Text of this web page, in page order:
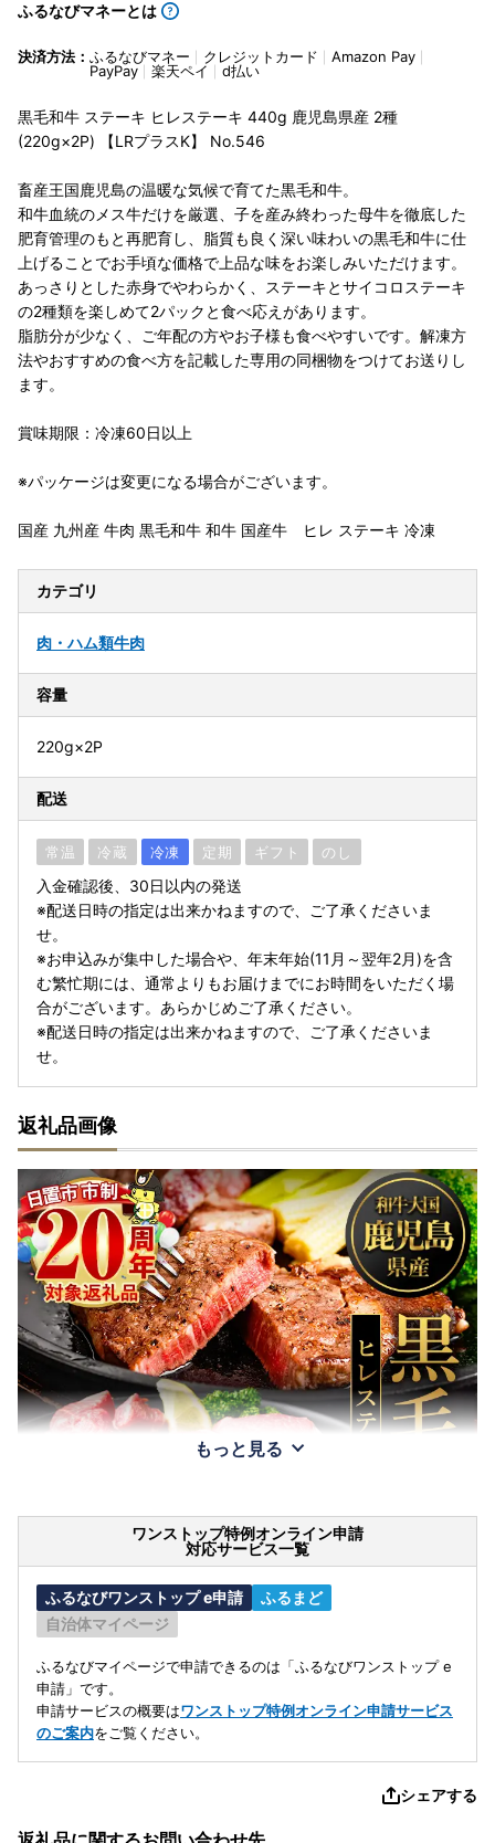
ふるなびマネーとは
決済方法： ふるなびマネー クレジットカード
Amazon Pay
PayPay
楽天ペイ d払い
黒毛和牛 ステーキ ヒレステーキ 440g 鹿児島県産 2種
(220g×2P) 【LRプラスK】 No.546
畜産王国鹿児島の温暖な気候で育てた黒毛和牛。
和牛血統のメス牛だけを厳選、子を産み終わった母牛を徹底した
肥育管理のもと再肥育し、脂質も良く深い味わいの黒毛和牛に仕
上げることでお手頃な価格で上品な味をお楽しみいただけます。
あっさりとした赤身でやわらかく、ステーキとサイコロステーキ
の2種類を楽しめて2パックと食べ応えがあります。
脂肪分が少なく、ご年配の方やお子様も食べやすいです。解凍方
法やおすすめの食べ方を記載した専用の同梱物をつけてお送りし
ます。
賞味期限：冷凍60日以上
※パッケージは変更になる場合がございます。
国産 九州産 牛肉 黒毛和牛 和牛 国産牛 ヒレ ステーキ 冷凍
カテゴリ
肉・ハム類牛肉
容量
220g×2P
配送
常温 冷蔵 冷凍 定期 ギフト のし
入金確認後、30日以内の発送
※配送日時の指定は出来かねますので、ご了承くださいま
せ。
※お申込みが集中した場合や、年末年始(11月～翌年2月)を含
む繁忙期には、通常よりもお届けまでにお時間をいただく場
合がございます。あらかじめご了承ください。
※配送日時の指定は出来かねますので、ご了承くださいま
せ。
返礼品画像
もっと見る
ワンストップ特例オンライン申請
対応サービス一覧
ふるなびワンストップ e申請
ふるまど
自治体マイページ
ふるなびマイページで申請できるのは「ふるなびワンストップ e
申請」です。
申請サービスの概要はワンストップ特例オンライン申請サービス
のご案内をご覧ください。
シェアする